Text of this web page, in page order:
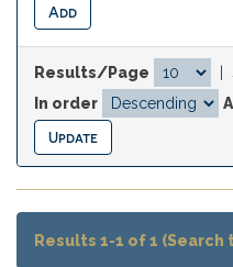
Results/Page
In order
Results 1-1 of 1